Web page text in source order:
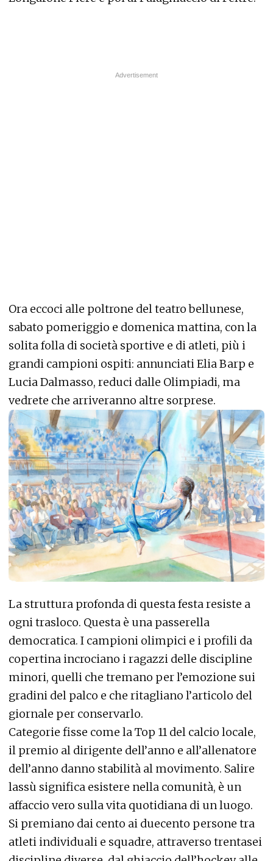
Ora eccoci alle poltrone del teatro bellunese,
sabato pomeriggio e domenica mattina, con la
solita folla di società sportive e di atleti, più i
grandi campioni ospiti: annunciati Elia Barp e
Lucia Dalmasso, reduci dalle Olimpiadi, ma
vedrete che arriveranno altre sorprese.
La struttura profonda di questa festa resiste a
ogni trasloco. Questa è una passerella
democratica. I campioni olimpici e i profili da
copertina incrociano i ragazzi delle discipline
minori, quelli che tremano per l’emozione sui
gradini del palco e che ritagliano l’articolo del
giornale per conservarlo.
Categorie fisse come la Top 11 del calcio locale,
il premio al dirigente dell’anno e all’allenatore
dell’anno danno stabilità al movimento. Salire
lassù significa esistere nella comunità, è un
affaccio vero sulla vita quotidiana di un luogo.
Si premiano dai cento ai duecento persone tra
atleti individuali e squadre, attraverso trentasei